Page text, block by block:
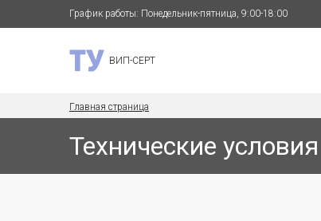
График работы: Понедельник-пятница, 9:00-18:00
ВИП-СЕРТ
Главная страница
Технические